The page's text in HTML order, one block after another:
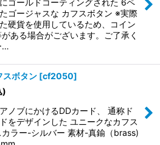
ゴールドコーティングされた 6ペ
ゴージャスな カフスボタン ※実際
硬貨を使用しているため、コイン
ある場合がございます。ご了承く
…
スボタン [cf2050]
)
ノブにかけるDDカード、 通称ド
をデザインした ユニークなカフス
カラー-シルバー 素材-真鍮（brass)